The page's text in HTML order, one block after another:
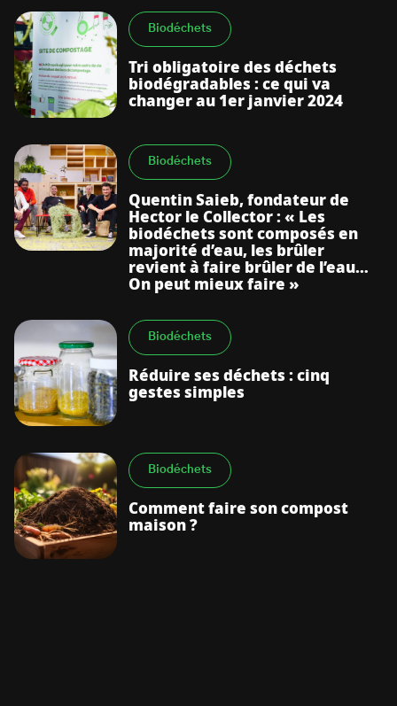
Biodéchets
Tri obligatoire des déchets
biodégradables : ce qui va
changer au 1er janvier 2024
Biodéchets
Quentin Saieb, fondateur de
Hector le Collector : « Les
biodéchets sont composés en
majorité d’eau, les brûler
revient à faire brûler de l’eau…
On peut mieux faire »
Biodéchets
Réduire ses déchets : cinq
gestes simples
Biodéchets
Comment faire son compost
maison ?